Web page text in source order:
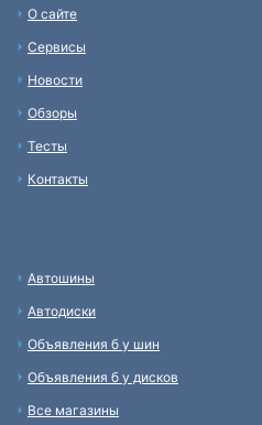
О сайте
Сервисы
Новости
Обзоры
Тесты
Контакты
Автошины
Автодиски
Объявления б у шин
Объявления б у дисков
Все магазины